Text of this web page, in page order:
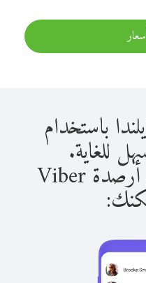
باستخدام
بمجرد حصولك على أرصدة Viber